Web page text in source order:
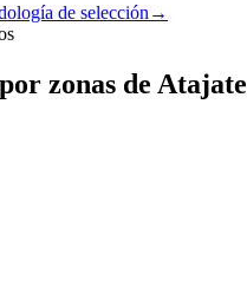
de selección →
zonas de Atajate